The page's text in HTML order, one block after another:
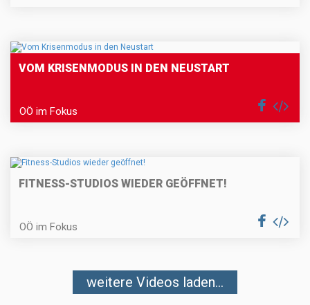
VOM KRISENMODUS IN DEN NEUSTART
OÖ im Fokus
FITNESS-STUDIOS WIEDER GEÖFFNET!
OÖ im Fokus
weitere Videos laden...